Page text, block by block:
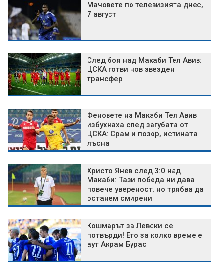
Мачовете по телевизията днес,
7 август
След боя над Макаби Тел Авив:
ЦСКА готви нов звезден
трансфер
Феновете на Макаби Тел Авив
избухнаха след загубата от
ЦСКА: Срам и позор, истината
лъсна
Христо Янев след 3:0 над
Макаби: Тази победа ни дава
повече увереност, но трябва да
останем смирени
Кошмарът за Левски се
потвърди! Ето за колко време е
аут Акрам Бурас